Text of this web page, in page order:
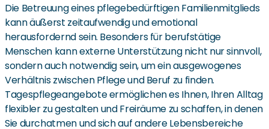
Die Betreuung eines pflegebedürftigen Familienmitglieds
kann äußerst zeitaufwendig und emotional
herausfordernd sein. Besonders für berufstätige
Menschen kann externe Unterstützung nicht nur sinnvoll,
sondern auch notwendig sein, um ein ausgewogenes
Verhältnis zwischen Pflege und Beruf zu finden.
Tagespflegeangebote ermöglichen es Ihnen, Ihren Alltag
flexibler zu gestalten und Freiräume zu schaffen, in denen
Sie durchatmen und sich auf andere Lebensbereiche